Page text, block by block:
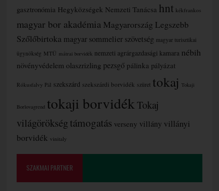
gasztronómia Hegyközségek Nemzeti Tanácsa hnt kékfrankos
magyar bor akadémia Magyarország Legszebb
Szőlőbirtoka magyar sommelier szövetség magyar turisztikai
ügynökség MTÜ mátrai borvidék nemzeti agrárgazdasági kamara nébih
növényvédelem olaszrizling pezsgő pálinka pályázat
Rókusfalvy Pál szekszárd szekszárdi borvidék szüret tokaj Tokaji
Borlovagrend tokaji borvidékTokaj
világörökségtámogatás verseny villány villányi
borvidék vinitaly
SZAKMAI PARTNER